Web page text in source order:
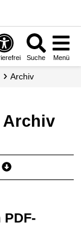
Suche Menü
Archiv
Archiv